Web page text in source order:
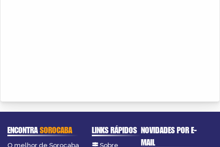
ENCONTRASOROCABA
O melhor de Sorocaba
LINKS RÁPIDOS
Sobre
NOVIDADES POR E-
MAIL